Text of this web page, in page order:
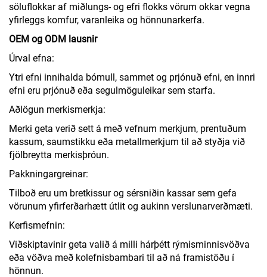
söluflokkar af miðlungs- og efri flokks vörum okkar vegna
yfirleggs komfur, varanleika og hönnunarkerfa.
OEM og ODM lausnir
Úrval efna:
Ytri efni innihalda bómull, sammet og prjónuð efni, en innri
efni eru prjónuð eða segulmöguleikar sem starfa.
Aðlögun merkismerkja:
Merki geta verið sett á með vefnum merkjum, prentuðum
kassum, saumstikku eða metallmerkjum til að styðja við
fjölbreytta merkisþróun.
Pakkningargreinar:
Tilboð eru um bretkissur og sérsniðin kassar sem gefa
vörunum yfirferðarhætt útlit og aukinn verslunarverðmæti.
Kerfismefnin:
Viðskiptavinir geta valið á milli hárþétt rýmisminnisvöðva
eða vöðva með kolefnisbambari til að ná framistöðu í
hönnun.